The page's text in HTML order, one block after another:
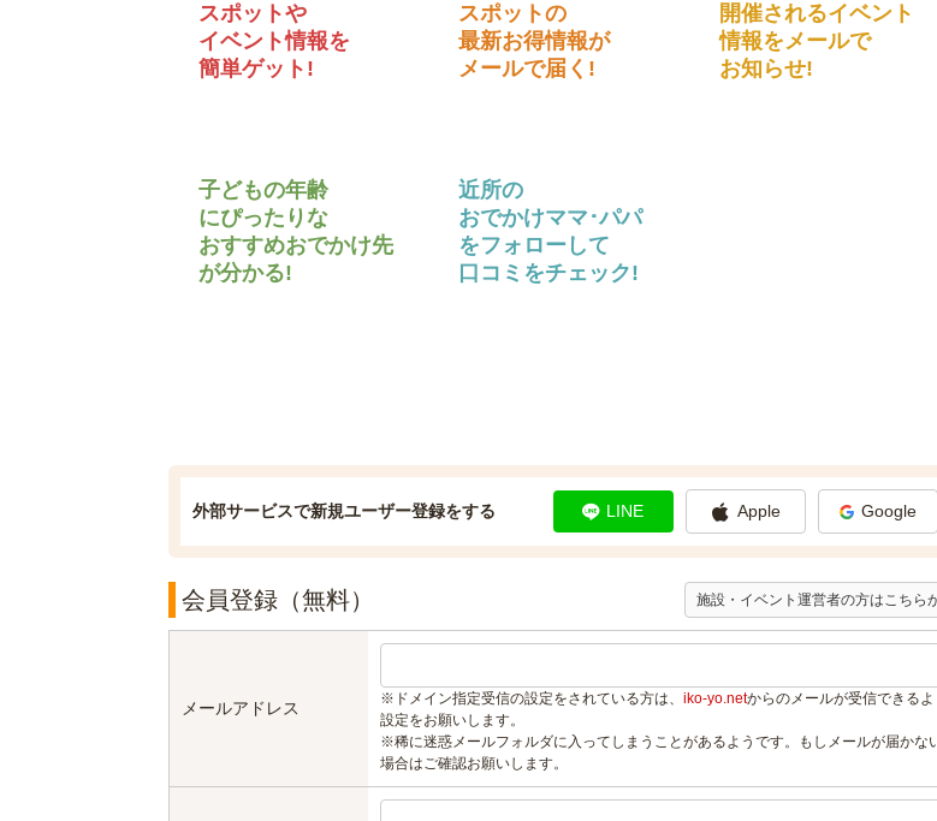
スポットや
イベント情報を
簡単ゲット!
スポットの
最新お得情報が
メールで届く!
開催されるイベント
情報をメールで
お知らせ!
子どもの年齢
にぴったりな
おすすめおでかけ先
が分かる!
近所の
おでかけママ･パパ
をフォローして
口コミをチェック!
外部サービスで新規ユーザー登録をする LINE Apple Google
会員登録（無料） 施設・イベント運営者の方はこちら
メールアドレス ※ドメイン指定受信の設定をされている方は、 iko-yo.netからのメールが受信できるよ
設定をお願いします。
※稀に迷惑メールフォルダに入ってしまうことがあるようです。もしメールが届かな
場合はご確認お願いします。